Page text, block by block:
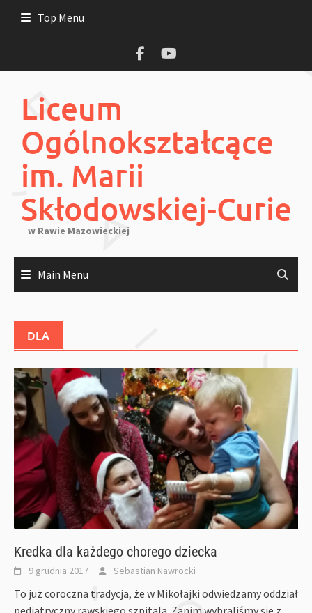
Top Menu
Liceum
Ogólnokształcące
im. Marii
Skłodowskiej-Curie
w Rawie Mazowieckiej
Main Menu
DLA
Kredka dla każdego chorego dziecka
9 grudnia 2017 Sebastian Nawrocki
To już coroczna tradycja, że w Mikołajki odwiedzamy oddział